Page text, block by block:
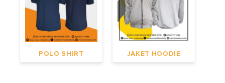
POLO SHIRT JAKET HOODIE